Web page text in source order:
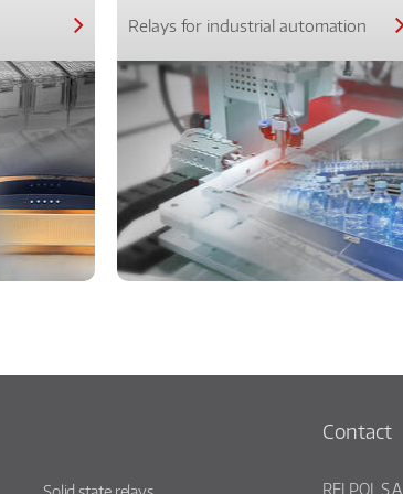
Relays for industrial automation
Contact
RELPOL S.A.